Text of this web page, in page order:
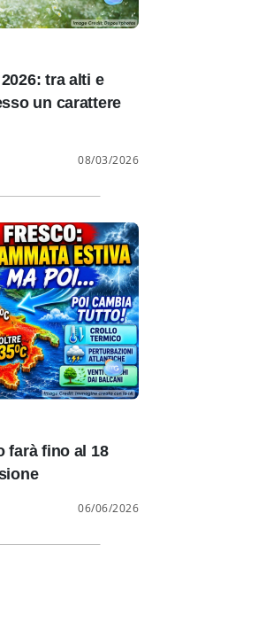
tra alti e
un carattere
08/03/2026
farà fino al 18
06/06/2026